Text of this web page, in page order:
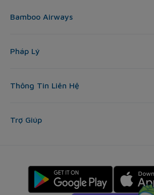
Bamboo Airways
Pháp Lý
Thông Tin Liên Hệ
Trợ Giúp